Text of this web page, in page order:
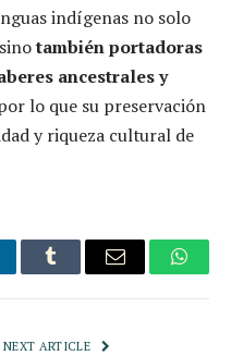
indígenas no solo
también portadoras
ancestrales y
lo que su preservación
y riqueza cultural de
Tumblr Email
NEXT ARTICLE